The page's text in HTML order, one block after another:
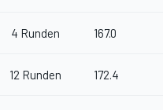
4 Runden 167.0
12 Runden 172.4